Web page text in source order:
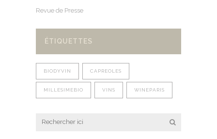
Revue de Presse
ÉTIQUETTES
BIODYVIN CAPREOLES
MILLESIMEBIO VINS WINEPARIS